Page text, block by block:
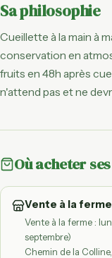
Sa philosophie
Cueillette à la main à
conservation en
fruits en 48h après
n'attend pas et ne
Où acheter
Vente à la ferme
Vente à la ferme :
septembre)
Chemin de la